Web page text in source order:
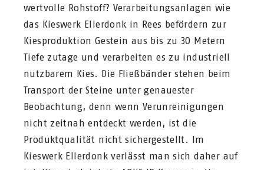
wertvolle Rohstoff? Verarbeitungsanlagen wie
das Kieswerk Ellerdonk in Rees befördern zur
Kiesproduktion Gestein aus bis zu 30 Metern
Tiefe zutage und verarbeiten es zu industriell
nutzbarem Kies. Die Fließbänder stehen beim
Transport der Steine unter genauester
Beobachtung, denn wenn Verunreinigungen
nicht zeitnah entdeckt werden, ist die
Produktqualität nicht sichergestellt. Im
Kieswerk Ellerdonk verlässt man sich daher auf